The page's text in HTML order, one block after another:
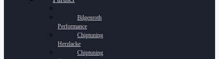
Bilgenroth
Performance
Chiptuning
Herzlacke
Chiptuning